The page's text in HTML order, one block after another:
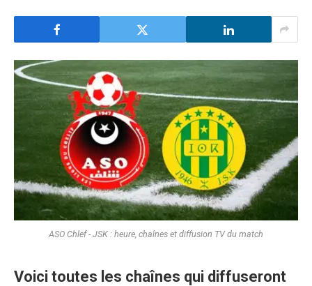
ASO Chlef - JSK : heure, chaînes et diffusion TV du match
Voici toutes les chaînes qui diffuseront